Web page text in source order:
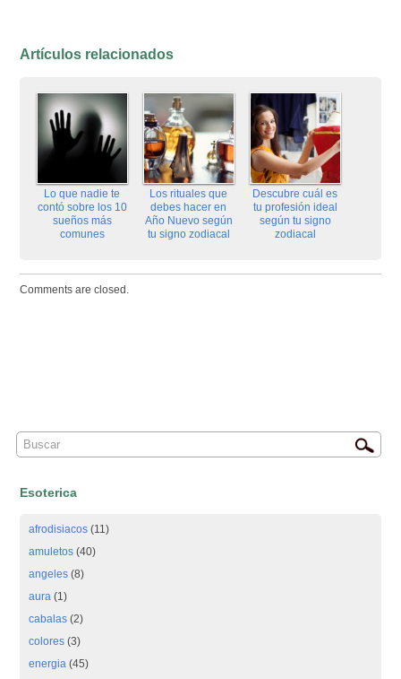
Artículos relacionados
Lo que nadie te
contó sobre los 10
sueños más
comunes
Los rituales que
debes hacer en
Año Nuevo según
tu signo zodiacal
Descubre cuál es
tu profesión ideal
según tu signo
zodiacal
Comments are closed.
Esoterica
afrodisiacos (11)
amuletos (40)
angeles (8)
aura (1)
cabalas (2)
colores (3)
energia (45)